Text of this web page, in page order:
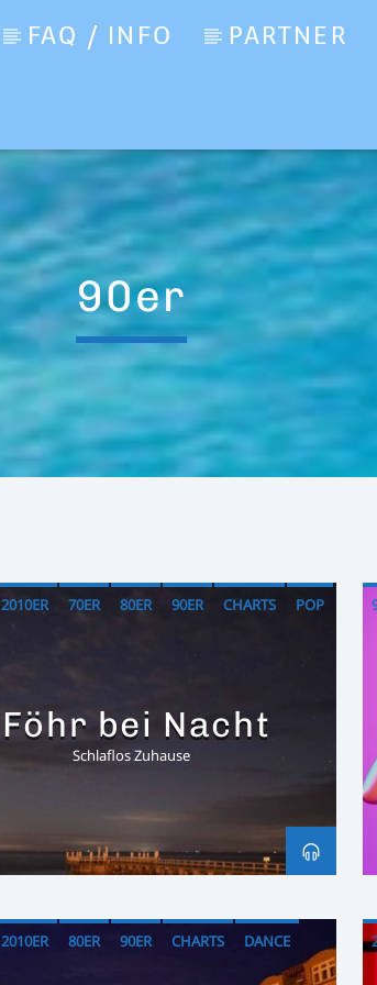
FAQ / INFO PARTNER
90er
2010ER 70ER 80ER 90ER CHARTS POP
Föhr bei Nacht
Schlaflos Zuhause
2010ER 80ER 90ER CHARTS
DANCE